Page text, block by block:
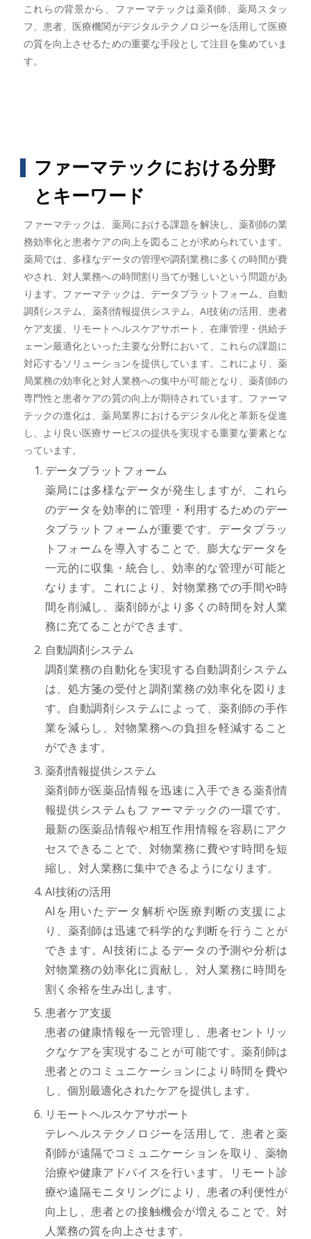
これらの背景から、ファーマテックは薬剤師、薬局スタッ
フ、患者、医療機関がデジタルテクノロジーを活用して医療
の質を向上させるための重要な手段として注目を集めていま
す。
ファーマテックにおける分野
とキーワード
ファーマテックは、薬局における課題を解決し、薬剤師の業
務効率化と患者ケアの向上を図ることが求められています。
薬局では、多様なデータの管理や調剤業務に多くの時間が費
やされ、対人業務への時間割り当てが難しいという問題があ
ります。ファーマテックは、データプラットフォーム、自動
調剤システム、薬剤情報提供システム、AI技術の活用、患者
ケア支援、リモートヘルスケアサポート、在庫管理・供給チ
ェーン最適化といった主要な分野において、これらの課題に
対応するソリューションを提供しています。これにより、薬
局業務の効率化と対人業務への集中が可能となり、薬剤師の
専門性と患者ケアの質の向上が期待されています。ファーマ
テックの進化は、薬局業界におけるデジタル化と革新を促進
し、より良い医療サービスの提供を実現する重要な要素とな
っています。
データプラットフォーム
薬局には多様なデータが発生しますが、これら
のデータを効率的に管理・利用するためのデー
タプラットフォームが重要です。データプラッ
トフォームを導入することで、膨大なデータを
一元的に収集・統合し、効率的な管理が可能と
なります。これにより、対物業務での手間や時
間を削減し、薬剤師がより多くの時間を対人業
務に充てることができます。
自動調剤システム
調剤業務の自動化を実現する自動調剤システム
は、処方箋の受付と調剤業務の効率化を図りま
す。自動調剤システムによって、薬剤師の手作
業を減らし、対物業務への負担を軽減すること
ができます。
薬剤情報提供システム
薬剤師が医薬品情報を迅速に入手できる薬剤情
報提供システムもファーマテックの一環です。
最新の医薬品情報や相互作用情報を容易にアク
セスできることで、対物業務に費やす時間を短
縮し、対人業務に集中できるようになります。
AI技術の活用
AIを用いたデータ解析や医療判断の支援によ
り、薬剤師は迅速で科学的な判断を行うことが
できます。AI技術によるデータの予測や分析は
対物業務の効率化に貢献し、対人業務に時間を
割く余裕を生み出します。
患者ケア支援
患者の健康情報を一元管理し、患者セントリッ
クなケアを実現することが可能です。薬剤師は
患者とのコミュニケーションにより時間を費や
し、個別最適化されたケアを提供します。
リモートヘルスケアサポート
テレヘルステクノロジーを活用して、患者と薬
剤師が遠隔でコミュニケーションを取り、薬物
治療や健康アドバイスを行います。リモート診
療や遠隔モニタリングにより、患者の利便性が
向上し、患者との接触機会が増えることで、対
人業務の質を向上させます。